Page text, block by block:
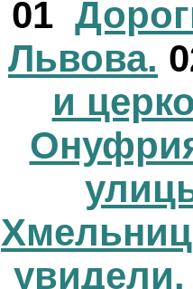
01
Львова.
и
увидели.